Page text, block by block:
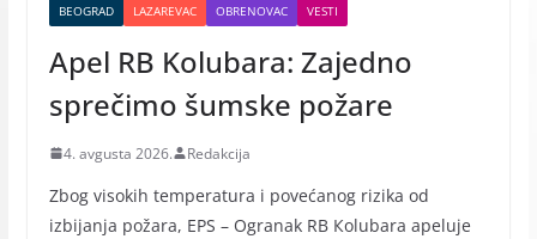
BEOGRAD LAZAREVAC OBRENOVAC VESTI
Apel RB Kolubara: Zajedno
sprečimo šumske požare
4. avgusta 2026. Redakcija
Zbog visokih temperatura i povećanog rizika od
izbijanja požara, EPS – Ogranak RB Кolubara apeluje